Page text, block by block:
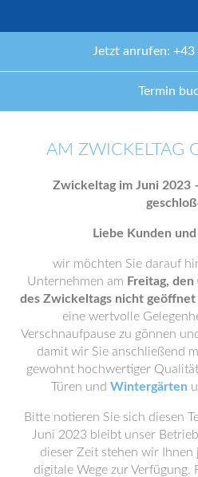
Jetzt anrufen:
Termin
AM ZWICKELTAG
Zwickeltag im Juni 2023
Liebe Kunden
wir möchten Sie darauf
Unternehmen am Freitag,
des Zwickeltags nicht geöffnet
eine wertvolle
Verschnaufpause zu gönnen
damit wir Sie anschließend
gewohnt hochwertiger
Türen und Wintergärten
Bitte notieren Sie sich diesen
Juni 2023 bleibt unser
dieser Zeit stehen wir
digitale Wege zur Verfügung.